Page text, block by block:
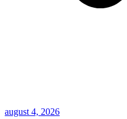
august 4, 2026